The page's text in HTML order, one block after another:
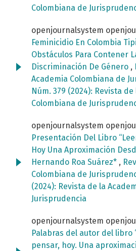
Colombiana de
openjournalsystem
Feminicidio En Colombia
Obstáculos Para Contener
Discriminación De Género ,
Academia Colombiana de
Núm. 379 (2024): Revista
Colombiana de
openjournalsystem
Presentación Del Libro
Hoy Una Aproximación
Hernando Roa Suárez* ,
Colombiana de
(2024): Revista de la
Jurisprudencia
openjournalsystem
Palabras del autor del libro
pensar, hoy. Una